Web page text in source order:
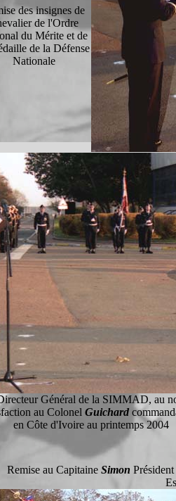
des insignes de
de l'Ordre
du Mérite et de
de la Défense
Nationale
Général de la SIMMAD, au
au Colonel Guichard
en Côte d'Ivoire au printemps 2004
Remise au Capitaine Simon